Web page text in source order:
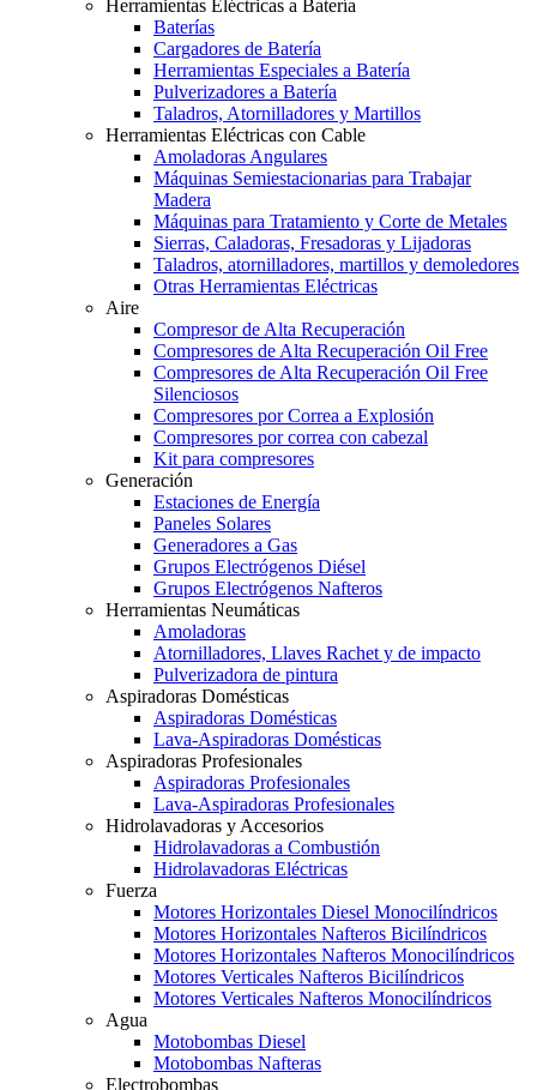
Herramientas Eléctricas a Batería
Baterías
Cargadores de Batería
Herramientas Especiales a Batería
Pulverizadores a Batería
Taladros, Atornilladores y Martillos
Herramientas Eléctricas con Cable
Amoladoras Angulares
Máquinas Semiestacionarias para Trabajar
Madera
Máquinas para Tratamiento y Corte de Metales
Sierras, Caladoras, Fresadoras y Lijadoras
Taladros, atornilladores, martillos y demoledores
Otras Herramientas Eléctricas
Aire
Compresor de Alta Recuperación
Compresores de Alta Recuperación Oil Free
Compresores de Alta Recuperación Oil Free
Silenciosos
Compresores por Correa a Explosión
Compresores por correa con cabezal
Kit para compresores
Generación
Estaciones de Energía
Paneles Solares
Generadores a Gas
Grupos Electrógenos Diésel
Grupos Electrógenos Nafteros
Herramientas Neumáticas
Amoladoras
Atornilladores, Llaves Rachet y de impacto
Pulverizadora de pintura
Aspiradoras Domésticas
Aspiradoras Domésticas
Lava-Aspiradoras Domésticas
Aspiradoras Profesionales
Aspiradoras Profesionales
Lava-Aspiradoras Profesionales
Hidrolavadoras y Accesorios
Hidrolavadoras a Combustión
Hidrolavadoras Eléctricas
Fuerza
Motores Horizontales Diesel Monocilíndricos
Motores Horizontales Nafteros Bicilíndricos
Motores Horizontales Nafteros Monocilíndricos
Motores Verticales Nafteros Bicilíndricos
Motores Verticales Nafteros Monocilíndricos
Agua
Motobombas Diesel
Motobombas Nafteras
Electrobombas